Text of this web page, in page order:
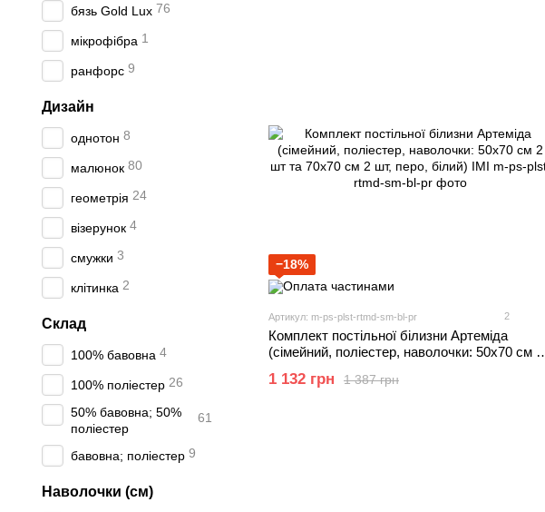
−18%
Артикул: m-ps-plst-rtmd-sm-bl-pr 2
Комплект постільної білизни Артеміда
(сімейний, поліестер, наволочки: 50х70 см 2
1 387 грн
1 132 грн
бязь Gold Lux 76
мікрофібра 1
ранфорс 9
Дизайн
однотон 8
малюнок 80
геометрія 24
візерунок 4
смужки 3
клітинка 2
Склад
100% бавовна 4
100% поліестер 26
50% бавовна; 50%
поліестер
61
бавовна; поліестер 9
Наволочки (см)